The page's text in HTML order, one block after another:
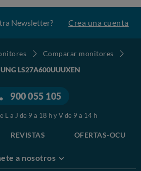
Newsletter? Crea una cuenta
Comparar monitores
LS27A600UUUXEN
900 055 105
L a J de 9 a 18 h y V de 9 a 14 h
REVISTAS OFERTAS-OCU
a nosotros